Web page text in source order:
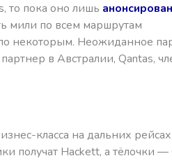
то пока оно лишь
мили по всем маршрутам
некоторым. Неожиданное
в Австралии, Qantas,
класса на дальних
получат Hackett, а тёлочки —